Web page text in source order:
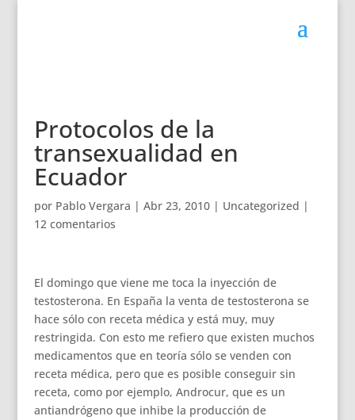
Protocolos de la
transexualidad en
Ecuador
por Pablo Vergara | Abr 23, 2010| Uncategorized |
12 comentarios
El domingo que viene me toca la inyección de
testosterona. En España la venta de testosterona se
hace sólo con receta médica y está muy, muy
restringida. Con esto me refiero que existen muchos
medicamentos que en teoría sólo se venden con
receta médica, pero que es posible conseguir sin
receta, como por ejemplo, Androcur, que es un
antiandrógeno que inhibe la producción de